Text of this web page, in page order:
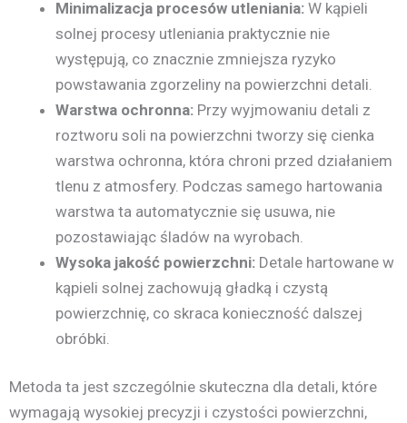
Minimalizacja procesów utleniania: W kąpieli
solnej procesy utleniania praktycznie nie
występują, co znacznie zmniejsza ryzyko
powstawania zgorzeliny na powierzchni detali.
Warstwa ochronna: Przy wyjmowaniu detali z
roztworu soli na powierzchni tworzy się cienka
warstwa ochronna, która chroni przed działaniem
tlenu z atmosfery. Podczas samego hartowania
warstwa ta automatycznie się usuwa, nie
pozostawiając śladów na wyrobach.
Wysoka jakość powierzchni: Detale hartowane w
kąpieli solnej zachowują gładką i czystą
powierzchnię, co skraca konieczność dalszej
obróbki.
Metoda ta jest szczególnie skuteczna dla detali, które
wymagają wysokiej precyzji i czystości powierzchni,